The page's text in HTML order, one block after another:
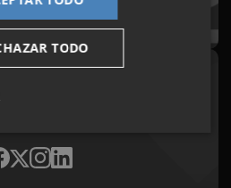
suscribirme!
en redes
TODO